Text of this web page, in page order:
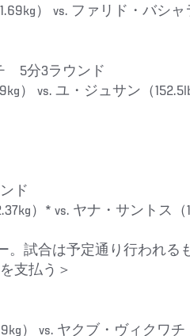
） vs. ファリド・バシャ
5分3ラウンド
） vs. ユ・ジュサン（
ド
）* vs. ヤナ・サントス（
。試合は予定通り行われる
支払う＞
） vs. ヤクブ・ヴィクワチ